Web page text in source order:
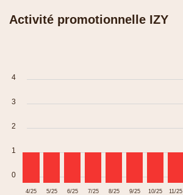
Activité promotionnelle IZY
4
3
2
1
0
4/25 5/25 6/25 7/25 8/25 9/25 10/25 11/25